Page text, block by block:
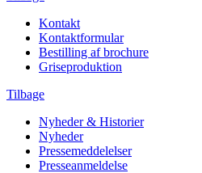
Kontakt
Kontaktformular
Bestilling af brochure
Griseproduktion
Tilbage
Nyheder & Historier
Nyheder
Pressemeddelelser
Presseanmeldelse